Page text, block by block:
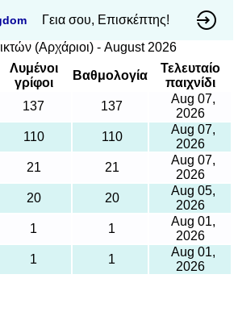
Γεια σου, Επισκέπτης!
(Αρχάριοι) - August 2026
Λυμένοι
γρίφοι
Βαθμολογία
Τελευταίο
παιχνίδι
137 137
Aug 07,
2026
110 110
Aug 07,
2026
21 21
Aug 07,
2026
20 20
Aug 05,
2026
1 1
Aug 01,
2026
1 1
Aug 01,
2026